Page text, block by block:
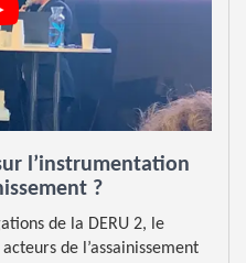
l’instrumentation
?
de la DERU 2, le
de l’assainissement